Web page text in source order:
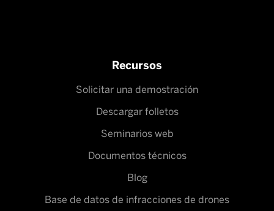
Recursos
Solicitar una demostración
Descargar folletos
Seminarios web
Documentos técnicos
Blog
Base de datos de infracciones de drones